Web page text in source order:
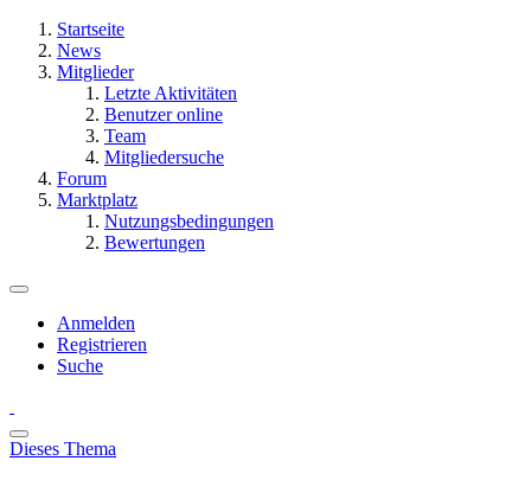
Startseite
News
Mitglieder
Letzte Aktivitäten
Benutzer online
Team
Mitgliedersuche
Forum
Marktplatz
Nutzungsbedingungen
Bewertungen
Anmelden
Registrieren
Suche
Dieses Thema